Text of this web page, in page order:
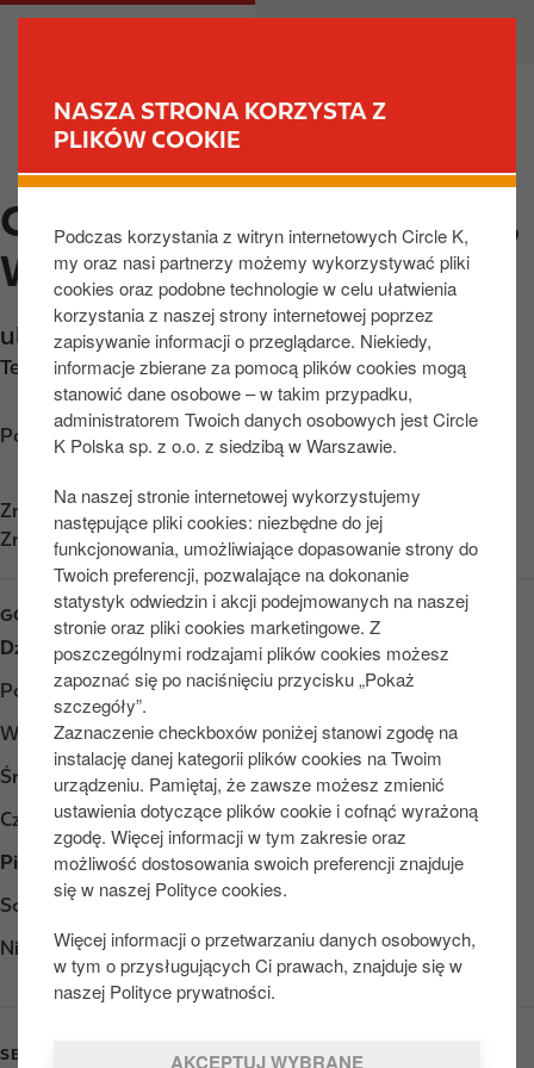
NASZA STRONA KORZYSTA Z
PLIKÓW COOKIE
Podczas korzystania z witryn internetowych Circle K,
my oraz nasi partnerzy możemy wykorzystywać pliki
cookies oraz podobne technologie w celu ułatwienia
korzystania z naszej strony internetowej poprzez
zapisywanie informacji o przeglądarce. Niekiedy,
informacje zbierane za pomocą plików cookies mogą
stanowić dane osobowe – w takim przypadku,
administratorem Twoich danych osobowych jest Circle
K Polska sp. z o.o. z siedzibą w Warszawie.
Na naszej stronie internetowej wykorzystujemy
następujące pliki cookies: niezbędne do jej
funkcjonowania, umożliwiające dopasowanie strony do
Twoich preferencji, pozwalające na dokonanie
statystyk odwiedzin i akcji podejmowanych na naszej
stronie oraz pliki cookies marketingowe. Z
poszczególnymi rodzajami plików cookies możesz
zapoznać się po naciśnięciu przycisku „Pokaż
szczegóły”.
Zaznaczenie checkboxów poniżej stanowi zgodę na
instalację danej kategorii plików cookies na Twoim
urządzeniu. Pamiętaj, że zawsze możesz zmienić
ustawienia dotyczące plików cookie i cofnąć wyrażoną
zgodę. Więcej informacji w tym zakresie oraz
możliwość dostosowania swoich preferencji znajduje
się w naszej Polityce cookies.
Więcej informacji o przetwarzaniu danych osobowych,
w tym o przysługujących Ci prawach, znajduje się w
naszej Polityce prywatności.
AKCEPTUJ WYBRANE
d
o
t
e
ś
M
v
CIRCLE K EXPRESS LASK,
WARSZAWSKA
ul. Warszawska 49A,Łaska,98-100,PL
Telefon: +48222552255
Poznaj wskazówki dojazdu
Znajdź nas naApp Store
Znajdź nas na Google Play
GODZINY OTWARCIA
Dzień
Opening hours
Poniedziałek
Otwarte 24/7
Wtorek
Otwarte 24/7
Środa
Otwarte 24/7
Czwartek
Otwarte 24/7
Piątek
Otwarte 24/7
Sobota
Niedziela
Otwarte 24/7
SERVICES